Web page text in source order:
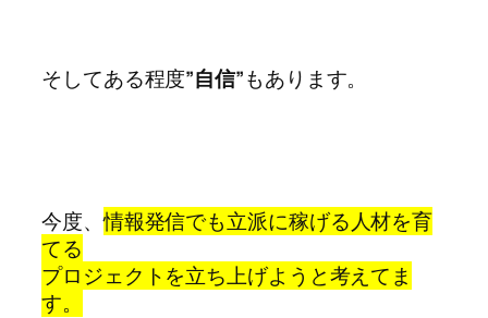
そしてある程度”自信”もあります。
今度、情報発信でも立派に稼げる人材を育
てる
プロジェクトを立ち上げようと考えてま
す。